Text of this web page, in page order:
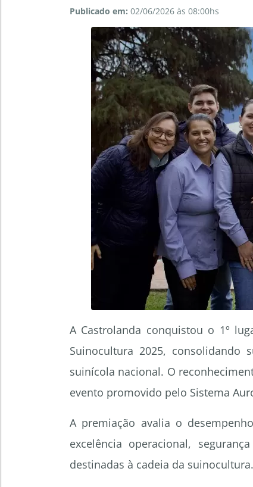
Publicado em: 02/06/2026 às 08:00hs
A Castrolanda conquistou o 1º
Suinocultura 2025, consolidando
suinícola nacional. O
evento promovido pelo Sistema
A premiação avalia o
excelência operacional,
destinadas à cadeia da suinocultura.